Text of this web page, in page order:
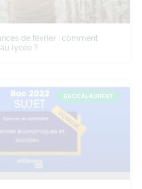
de février : comment
lycée ?
BACCALAURÉAT